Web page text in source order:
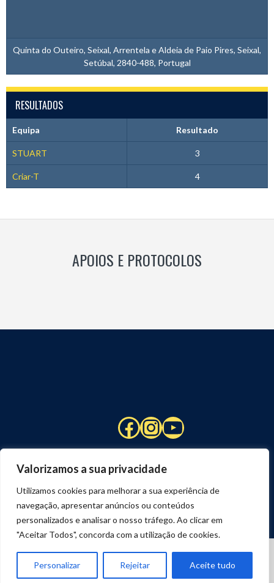
Valorizamos a sua privacidade
Utilizamos cookies para melhorar a sua experiência de
navegação, apresentar anúncios ou conteúdos
personalizados e analisar o nosso tráfego. Ao clicar em
"Aceitar Todos", concorda com a utilização de cookies.
Personalizar Rejeitar Aceite tudo
Quinta do Outeiro, Seixal, Arrentela e Aldeia de Paio Pires, Seixal,
Setúbal, 2840-488, Portugal
RESULTADOS
Equipa Resultado
STUART 3
Criar-T 4
APOIOS E PROTOCOLOS
Facebook
Instagram
YouTube
DESENVOLVIDO POR
JOSEXAVIER.COM